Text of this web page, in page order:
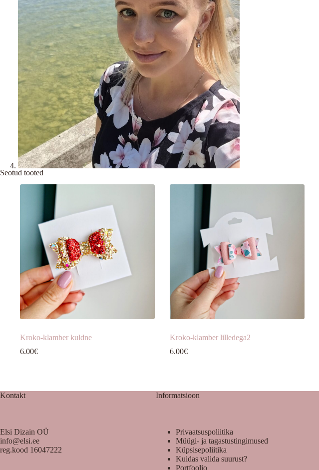
Seotud tooted
Kroko-klamber kuldne
6.00€
Kroko-klamber lilledega2
6.00€
Kontakt
Elsi Dizain OÜ
info@elsi.ee
reg.kood 16047222
Informatsioon
Privaatsuspoliitika
Müügi- ja tagastustingimused
Küpsisepoliitika
Kuidas valida suurust?
Portfoolio